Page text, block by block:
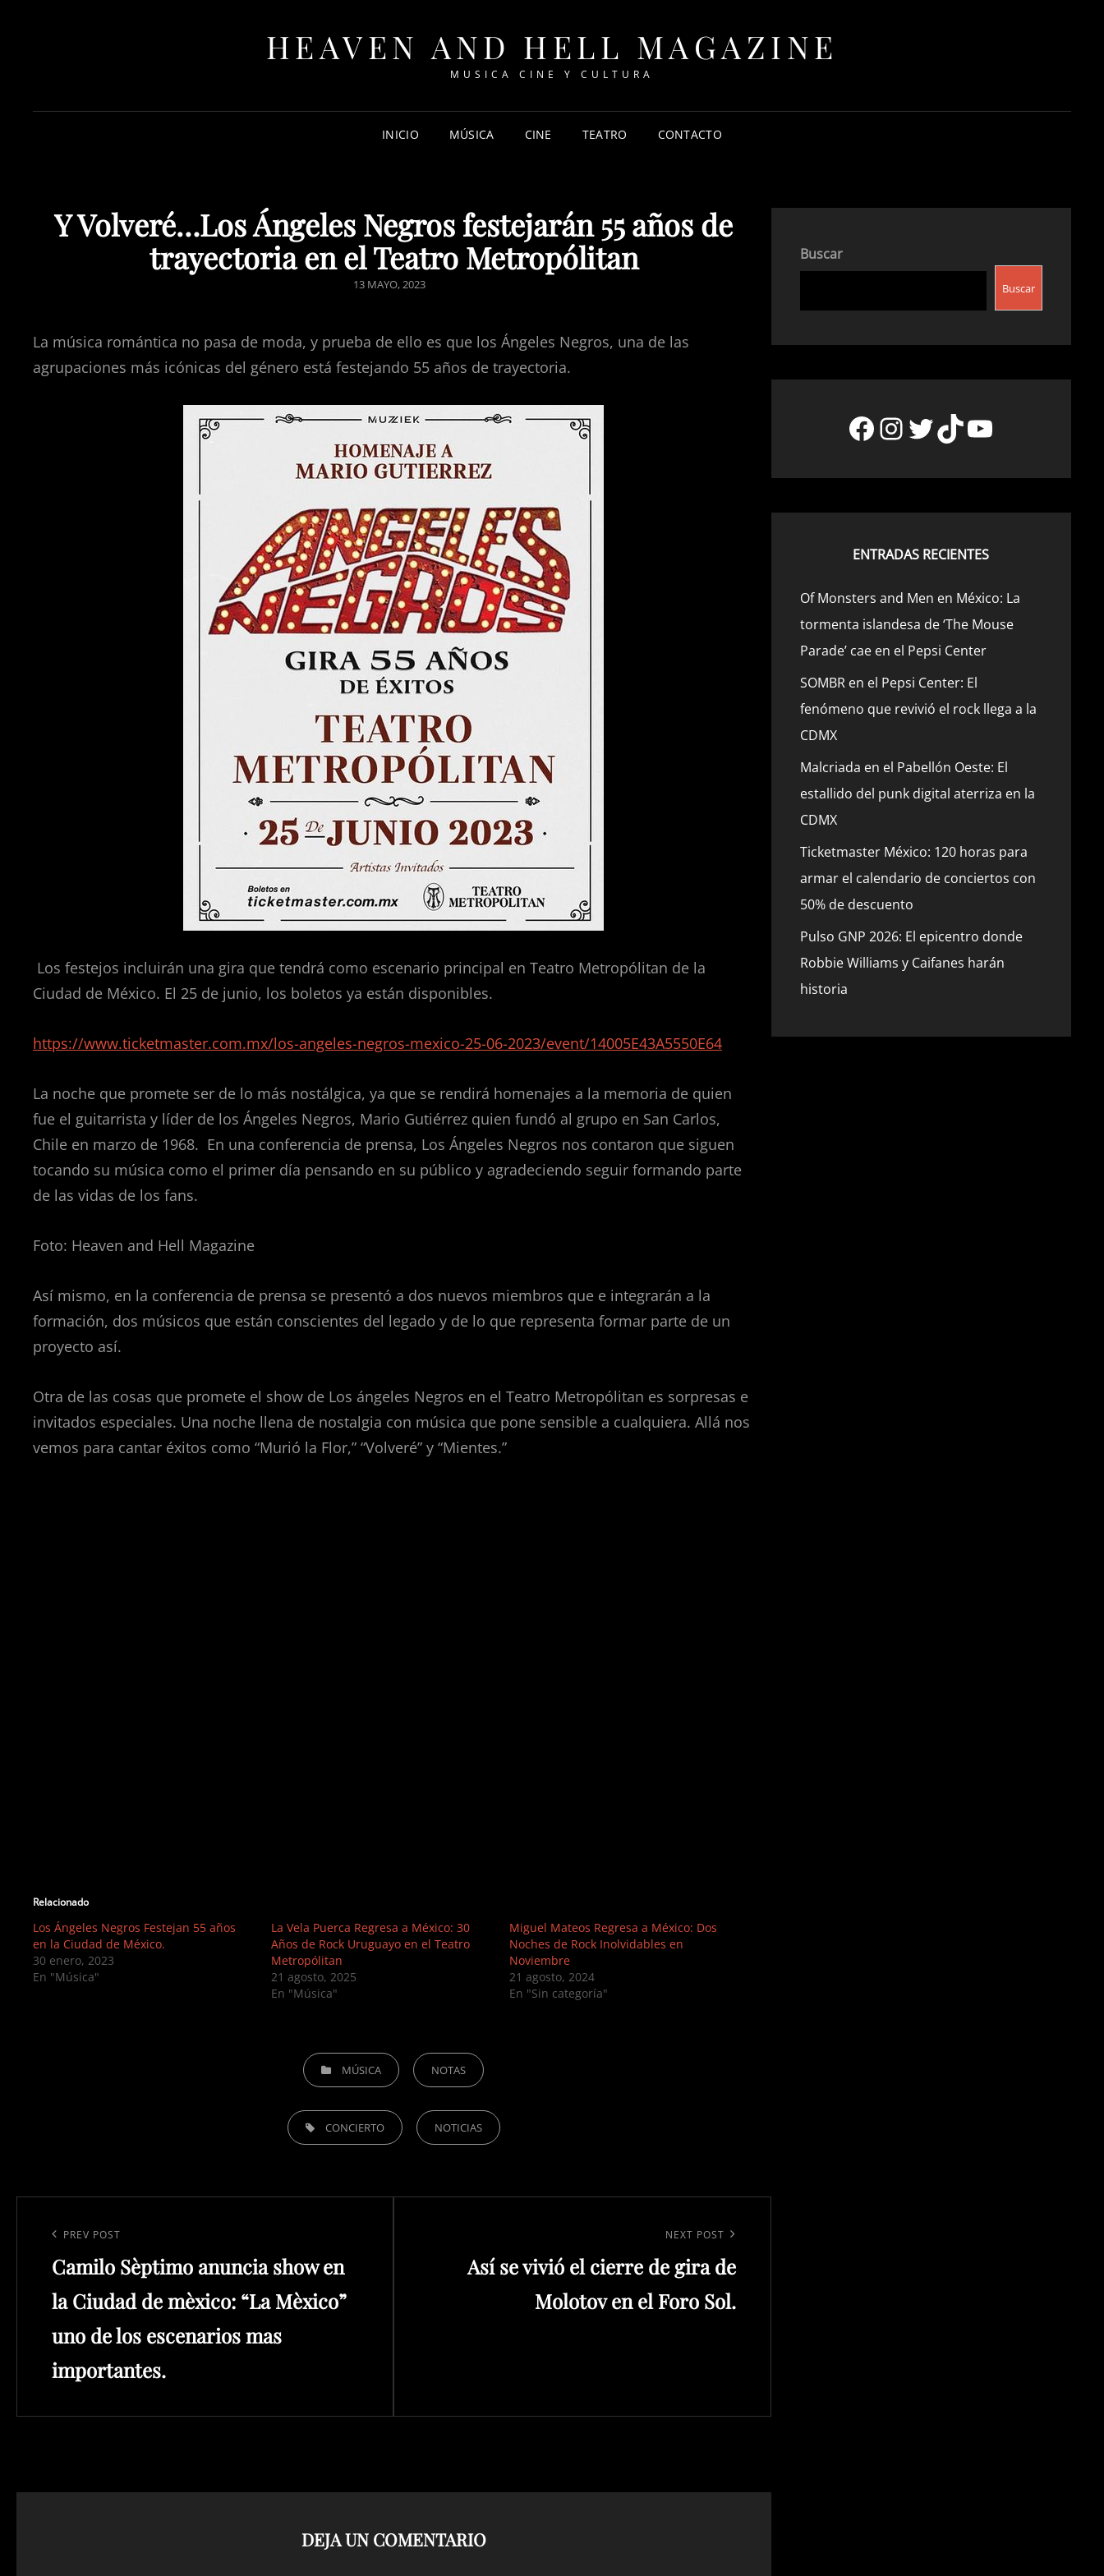
HEAVEN AND HELL MAGAZINE
MUSICA CINE Y CULTURA
INICIO MÚSICA CINE TEATRO CONTACTO
Y Volveré…Los Ángeles Negros festejarán 55 años de
trayectoria en el Teatro Metropólitan
POSTED
13 MAYO, 2023
La música romántica no pasa de moda, y prueba de ello es que los Ángeles Negros, una de las
agrupaciones más icónicas del género está festejando 55 años de trayectoria.
Los festejos incluirán una gira que tendrá como escenario principal en Teatro Metropólitan de la
Ciudad de México. El 25 de junio, los boletos ya están disponibles.
https://www.ticketmaster.com.mx/los-angeles-negros-mexico-25-06-2023/event/14005E43A5550E64
La noche que promete ser de lo más nostálgica, ya que se rendirá homenajes a la memoria de quien
fue el guitarrista y líder de los Ángeles Negros, Mario Gutiérrez quien fundó al grupo en San Carlos,
Chile en marzo de 1968. En una conferencia de prensa, Los Ángeles Negros nos contaron que siguen
tocando su música como el primer día pensando en su público y agradeciendo seguir formando parte
de las vidas de los fans.
Foto: Heaven and Hell Magazine
Así mismo, en la conferencia de prensa se presentó a dos nuevos miembros que e integrarán a la
formación, dos músicos que están conscientes del legado y de lo que representa formar parte de un
proyecto así.
Otra de las cosas que promete el show de Los ángeles Negros en el Teatro Metropólitan es sorpresas e
invitados especiales. Una noche llena de nostalgia con música que pone sensible a cualquiera. Allá nos
vemos para cantar éxitos como “Murió la Flor,” “Volveré” y “Mientes.”
Relacionado
Los Ángeles Negros Festejan 55 años
en la Ciudad de México.
30 enero, 2023
En "Música"
La Vela Puerca Regresa a México: 30
Años de Rock Uruguayo en el Teatro
Metropólitan
21 agosto, 2025
En "Música"
Miguel Mateos Regresa a México: Dos
Noches de Rock Inolvidables en
Noviembre
21 agosto, 2024
En "Sin categoría"
CATEGORIESMÚSICA NOTAS
TAGS, CONCIERTO NOTICIAS
entradas
Previous
Post
PREV POST
Camilo Sèptimo anuncia show en
la Ciudad de mèxico: “La Mèxico”
uno de los escenarios mas
importantes.
NEXT POST
Así se vivió el cierre de gira de
Molotov en el Foro Sol.
DEJA UN COMENTARIO
Buscar
Buscar
Facebook
Instagram
Twitter
TikTok
YouTube
ENTRADAS RECIENTES
Of Monsters and Men en México: La
tormenta islandesa de ‘The Mouse
Parade’ cae en el Pepsi Center
SOMBR en el Pepsi Center: El
fenómeno que revivió el rock llega a la
CDMX
Malcriada en el Pabellón Oeste: El
estallido del punk digital aterriza en la
CDMX
Ticketmaster México: 120 horas para
armar el calendario de conciertos con
50% de descuento
Pulso GNP 2026: El epicentro donde
Robbie Williams y Caifanes harán
historia